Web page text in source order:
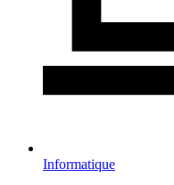
Informatique